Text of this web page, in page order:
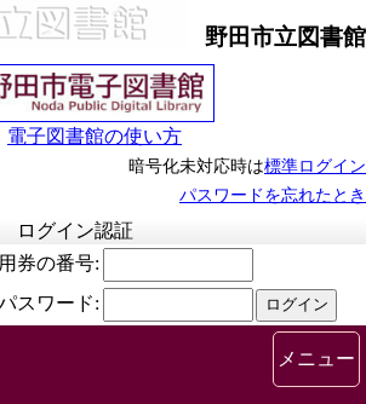
野田市立図書館
電子図書館の使い方
暗号化未対応時は標準ログイン
パスワードを忘れたとき
メニュー